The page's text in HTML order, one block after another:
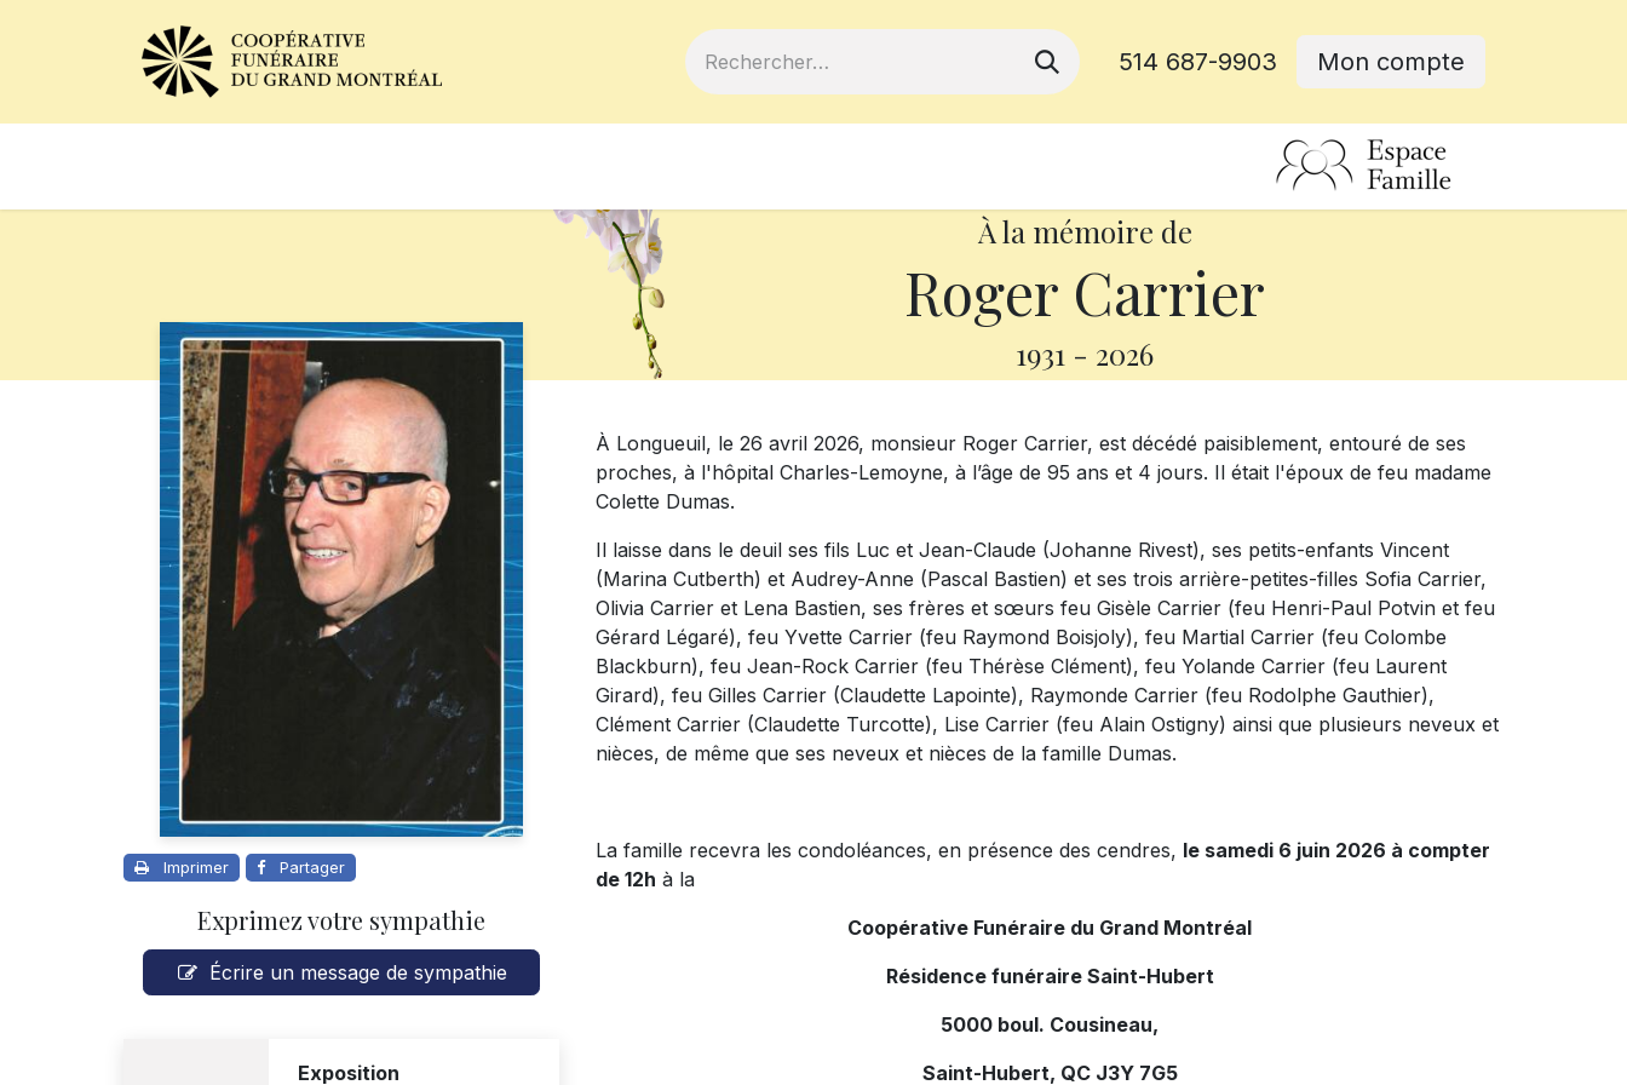
514 687-9903 Mon compte
À la mémoire de
Roger Carrier
1931 - 2026
Imprimer Partager
Exprimez votre sympathie
Écrire un message de sympathie
Exposition
À Longueuil, le 26 avril 2026, monsieur Roger Carrier, est décédé paisiblement, entouré de ses
proches, à l'hôpital Charles-Lemoyne, à l’âge de 95 ans et 4 jours. Il était l'époux de feu madame
Colette Dumas.
Il laisse dans le deuil ses fils Luc et Jean-Claude (Johanne Rivest), ses petits-enfants Vincent
(Marina Cutberth) et Audrey-Anne (Pascal Bastien) et ses trois arrière-petites-filles Sofia Carrier,
Olivia Carrier et Lena Bastien, ses frères et sœurs feu Gisèle Carrier (feu Henri-Paul Potvin et feu
Gérard Légaré), feu Yvette Carrier (feu Raymond Boisjoly), feu Martial Carrier (feu Colombe
Blackburn), feu Jean-Rock Carrier (feu Thérèse Clément), feu Yolande Carrier (feu Laurent
Girard), feu Gilles Carrier (Claudette Lapointe), Raymonde Carrier (feu Rodolphe Gauthier),
Clément Carrier (Claudette Turcotte), Lise Carrier (feu Alain Ostigny) ainsi que plusieurs neveux et
nièces, de même que ses neveux et nièces de la famille Dumas.
La famille recevra les condoléances, en présence des cendres, le samedi 6 juin 2026 à compter
de 12h à la
Coopérative Funéraire du Grand Montréal
Résidence funéraire Saint-Hubert
5000 boul. Cousineau,
Saint-Hubert, QC J3Y 7G5